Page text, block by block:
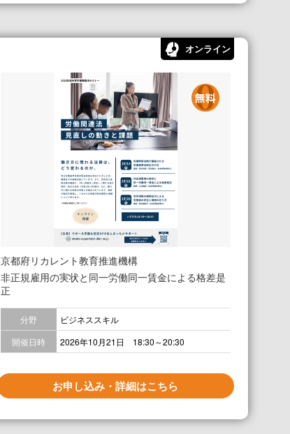
オンライン
京都府リカレント教育推進機構
非正規雇用の実状と同一労働同一賃金による格差是
正
分野
ビジネススキル
開催日時
2026年10月21日 18:30～20:30
お申し込み・詳細はこちら